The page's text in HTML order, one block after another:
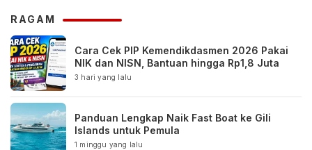
RAGAM
Cara Cek PIP Kemendikdasmen 2026 Pakai
NIK dan NISN, Bantuan hingga Rp1,8 Juta
3 hari yang lalu
Panduan Lengkap Naik Fast Boat ke Gili
Islands untuk Pemula
1 minggu yang lalu